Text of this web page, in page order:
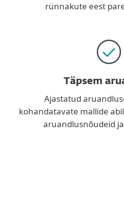
rünnakute eest
Täpsem
Ajastatud
kohandatavate mallide
aruandlusnõudeid